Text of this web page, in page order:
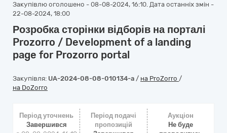
Закупівлю оголошено - 08-08-2024, 16:10. Дата останніх змін -
22-08-2024, 18:00
Розробка сторінки відборів на порталі
Prozorro / Development of a landing
page for Prozorro portal
Закупівля: UA-2024-08-08-010134-a / на ProZorro /
на DoZorro
Період уточнень
Завершився
Період подачі
пропозицій
Аукціон
Не буде